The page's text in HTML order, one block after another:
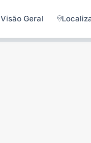
Visão Geral